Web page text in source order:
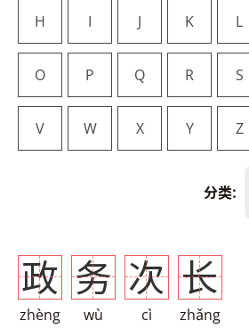
H I J K L
O P Q R S
V W X Y Z
分类:
政
zhèng
务
wù
次
cì
长
zhǎng